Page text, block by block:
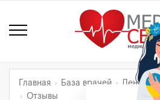
Главная База врачей
Отзывы